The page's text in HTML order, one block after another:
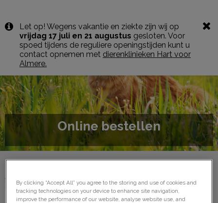
Let op! Wegens vakantie en ziekte zijn wij op
vrijdag 17 juli en 21 augustus gesloten. Voor
spoed tijdens de reguliere openingstijden kunt u
contact opnemen met dierenklinieken Hart voor
Almere.
Online bestellen
VOOR- EN ACHTERNAAM:
By clicking “Accept All” you agree to the storing and use of cookies and
tracking technologies on your device to enhance site navigation,
improve the performance of our website, analyse website use, and